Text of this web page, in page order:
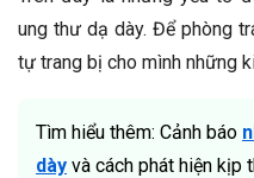
ung thư dạ dày. Để phòng
tự trang bị cho mình những
Tìm hiểu thêm: Cảnh báo
dày và cách phát hiện kịp